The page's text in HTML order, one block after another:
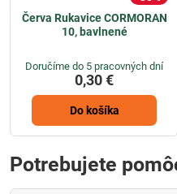
Červa Rukavice CORMORAN
10, bavlnené
Doručíme do 5 pracovných dní
0,30 €
Do košíka
Potrebujete